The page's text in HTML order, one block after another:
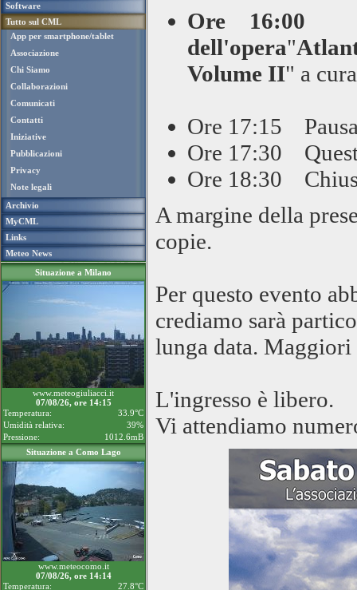
Software
Tutto sul CML
App per smartphone/tablet
Associazione
Chi Siamo
Collaborazioni
Comunicati
Contatti
Iniziative
Pubblicazioni
Privacy
Note legali
Archivio
MyCML
Links
Meteo News
Situazione a Milano
www.meteogiuliacci.it
07/08/26, ore 14:15
Temperatura:
33.9°C
Umidità relativa:
39%
Pressione:
1012.6mB
Situazione a Como Lago
www.meteocomo.it
07/08/26, ore 14:14
Temperatura:
27.8°C
Ore 16:00
dell'opera"
Volume II" a
Ore 17:15
Ore 17:30
Ore 18:30
A margine della
copie.
Per questo evento
crediamo sarà
lunga data.
L'ingresso è libero.
Vi attendiamo